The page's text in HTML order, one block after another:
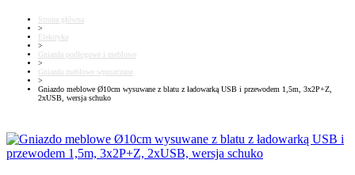
Strona główna
>
Elektryka
>
Gniazda podłogowe i meblowe
>
Gniazda meblowe wpuszczane
>
Gniazdo meblowe Ø10cm wysuwane z blatu z ładowarką USB i przewodem 1,5m, 3x2P+Z,
2xUSB, wersja schuko